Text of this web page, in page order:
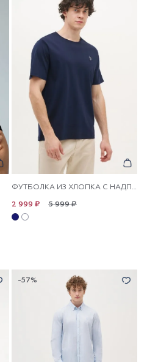
ФУТБОЛКА ИЗ ХЛОПКА С НАДПИСЬЮ
5 999 ₽
2 999 ₽
-57%